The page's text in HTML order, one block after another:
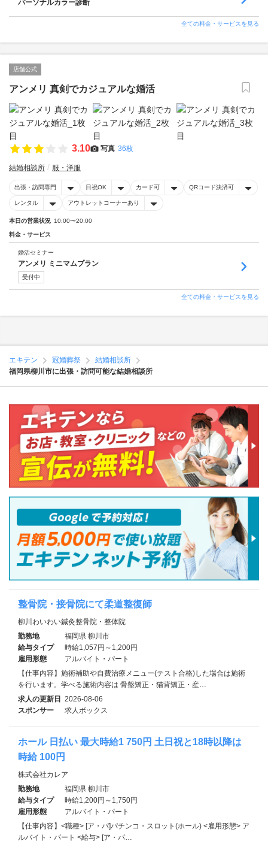
パーソナルカラー診断
全ての料金・サービスを見る
店舗公式
アンメリ 真剣でカジュアルな婚活
3.10 写真 36枚
結婚相談所 服・洋服
出張・訪問専門 日祝OK カード可 QRコード決済可
レンタル アウトレットコーナーあり
本日の営業状況 10:00〜20:00
料金・サービス
婚活セミナー
アンメリ ミニマムプラン
受付中
全ての料金・サービスを見る
エキテン 冠婚葬祭
結婚相談所
福岡県柳川市に出張・訪問可能な結婚相談所
整骨院・接骨院にて柔道整復師
柳川わいわい鍼灸整骨院・整体院
勤務地
福岡県 柳川市
給与タイプ
時給1,057円～1,200円
雇用形態
アルバイト・パート
【仕事内容】施術補助や自費治療メニュー(テスト合格)した場合は施術
を行います。学べる施術内容は 骨盤矯正・猫背矯正・産…
求人の更新日 2026-08-06
スポンサー
求人ボックス
ホール 日払い 最大時給1 750円 土日祝と18時以降は
時給 100円
株式会社カレア
勤務地
福岡県 柳川市
給与タイプ
時給1,200円～1,750円
雇用形態
アルバイト・パート
【仕事内容】<職種> [ア・パ]パチンコ・スロット(ホール) <雇用形態> ア
ルバイト・パート <給与> [ア・パ…